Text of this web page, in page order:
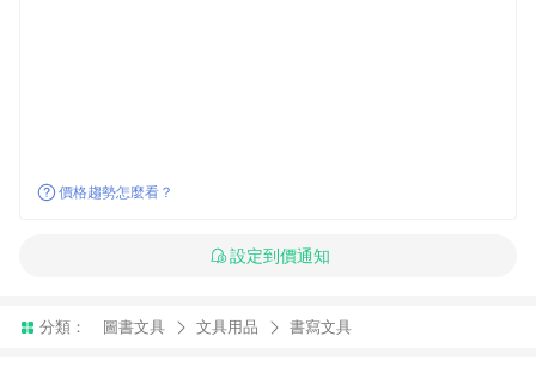
價格趨勢怎麼看？
設定到價通知
分類： 圖書文具 文具用品 書寫文具